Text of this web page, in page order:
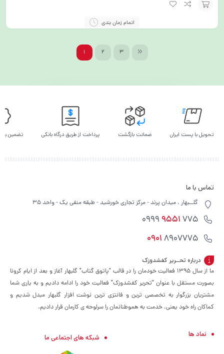
اتمام زمان بندی
1 2 3
تحویل با پست ایران ضمانت بازگشت پرداخت از طریق درگاه بانکی تضمین
تماس با ما
گلــبهار ، میدان پرند - مرکز تجاری خورشید - طبقه منفی یک - واحد 35
9551775 0999
09018907775
درباره تحــریر کفشدوزک
ما از سال ۱۳۹۵ فعالیت خودمان را در قالب "پاتوق گتاب" گلبهار آغاز و بعد از ایام کرونا
بصورت مستقل با عنوان "تحریر کفشدوزک" فعالیت خود را ادامه دادیم و به یاری شما
مشتریان بزرگوار به تخصصی ترین و فانتزی ترین نوشت افزار گلبهار مبدل شدیم و
کماکان راه خود یعنی، خدمت به هموطنانمان را سرلوحه ی کارمان قرار دادیم.
نماد ها شبکه های اجتماعی ما